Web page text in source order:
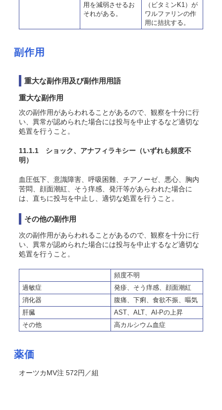
用を減弱させるお
それがある。
（ビタミンK1）が
ワルファリンの作
用に拮抗する。
副作用
重大な副作用及び副作用用語
重大な副作用
次の副作用があらわれることがあるので、観察を十分に行
い、異常が認められた場合には投与を中止するなど適切な
処置を行うこと。
11.1.1 ショック、アナフィラキシー （いずれも頻度不
明）
血圧低下、意識障害、呼吸困難、チアノーゼ、悪心、胸内
苦悶、顔面潮紅、そう痒感、発汗等があらわれた場合に
は、直ちに投与を中止し、適切な処置を行うこと。
その他の副作用
次の副作用があらわれることがあるので、観察を十分に行
い、異常が認められた場合には投与を中止するなど適切な
処置を行うこと。
頻度不明
過敏症
発疹、そう痒感、顔面潮紅
消化器
腹痛、下痢、食欲不振、嘔気
肝臓
AST、ALT、Al-Pの上昇
その他
高カルシウム血症
薬価
オーツカMV注 572円／組